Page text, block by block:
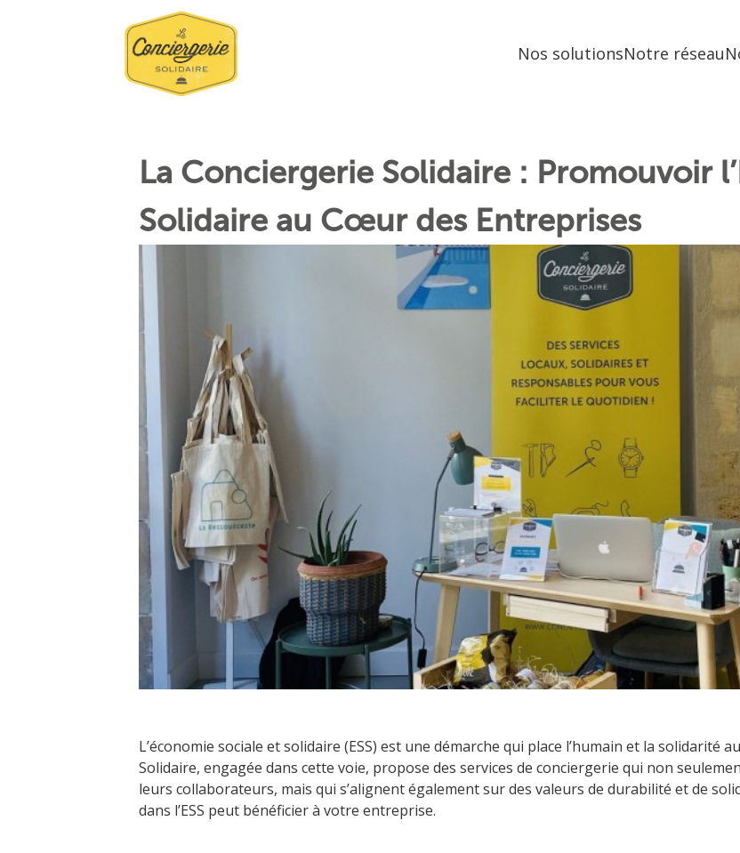
Nos solutionsNotre réseau
La Conciergerie Solidaire : Promouvoir
Solidaire au Cœur des Entreprises
L’économie sociale et solidaire (ESS) est une démarche qui place l’humain et la solidarité
Solidaire, engagée dans cette voie, propose des services de conciergerie qui non
leurs collaborateurs, mais qui s’alignent également sur des valeurs de durabilité et de
dans l’ESS peut bénéficier à votre entreprise.